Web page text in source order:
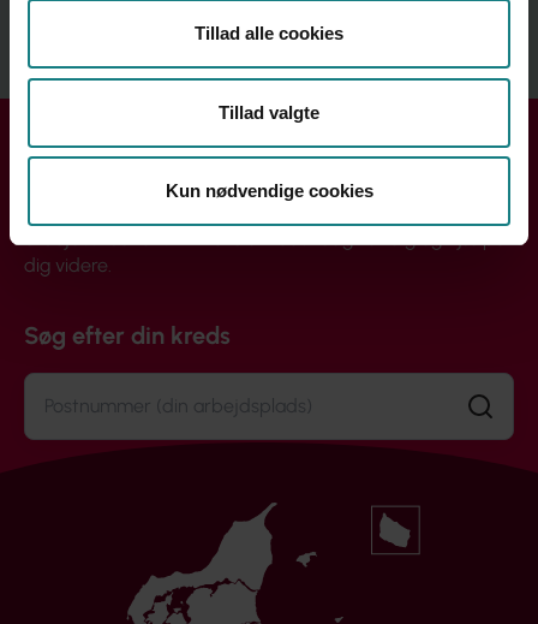
Tillad alle cookies
Tillad valgte
Kun nødvendige cookies
Se mere
Få hjælp i din kreds
dig videre.
Søg efter din kreds
Søg